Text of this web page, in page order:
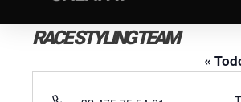
RACE STYLING TEAM
«